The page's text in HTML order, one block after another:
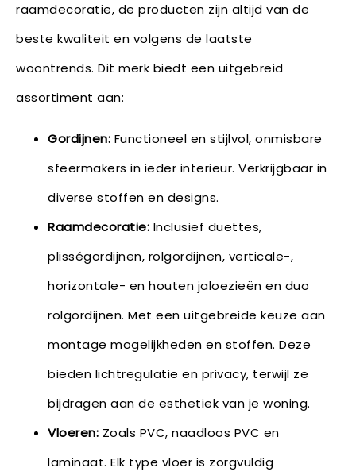
raamdecoratie, de producten zijn altijd van de
beste kwaliteit en volgens de laatste
woontrends. Dit merk biedt een uitgebreid
assortiment aan:
Gordijnen: Functioneel en stijlvol, onmisbare
sfeermakers in ieder interieur. Verkrijgbaar in
diverse stoffen en designs.
Raamdecoratie: Inclusief duettes,
plisségordijnen, rolgordijnen, verticale-,
horizontale- en houten jaloezieën en duo
rolgordijnen. Met een uitgebreide keuze aan
montage mogelijkheden en stoffen. Deze
bieden lichtregulatie en privacy, terwijl ze
bijdragen aan de esthetiek van je woning.
Vloeren: Zoals PVC, naadloos PVC en
laminaat. Elk type vloer is zorgvuldig